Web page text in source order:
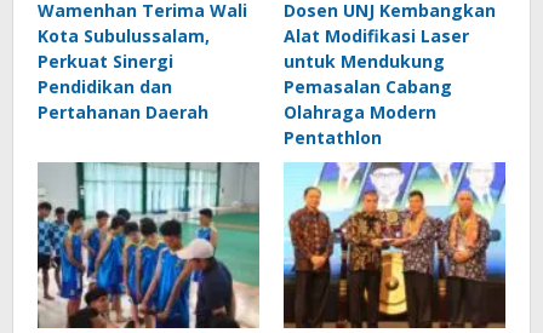
Wamenhan Terima Wali
Kota Subulussalam,
Perkuat Sinergi
Pendidikan dan
Pertahanan Daerah
Dosen UNJ Kembangkan
Alat Modifikasi Laser
untuk Mendukung
Pemasalan Cabang
Olahraga Modern
Pentathlon